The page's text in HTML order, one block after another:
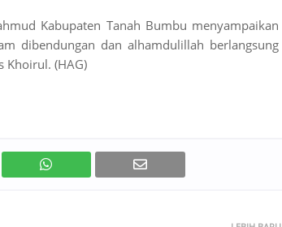
Kabupaten Tanah Bumbu menyampaikan
dibendungan dan alhamdulillah berlangsung
Khoirul. (HAG)